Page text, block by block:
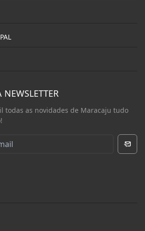
todas as novidades de Maracaju tudo